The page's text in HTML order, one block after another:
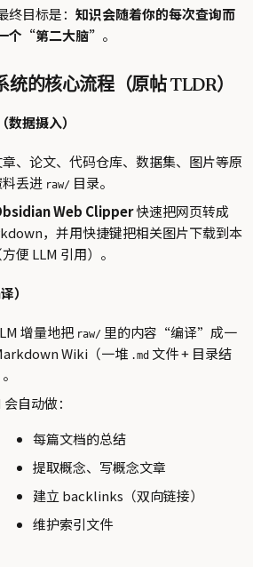
目标是： 知识会随着你的每次查询而
个“第二大脑” 。
统的核心流程（原帖 TLDR）
据摄入）
、论文、代码仓库、数据集、图片等原
丢进 raw/ 目录。
Web Clipper快速把网页转成
，并用快捷键把相关图片下载到本
便 LLM 引用）。
）
增量地把 raw/ 里的内容“编译”成一
Wiki（一堆 .md 文件 + 目录结
自动做：
每篇文档的总结
提取概念、写概念文章
建立 backlinks（双向链接）
维护索引文件